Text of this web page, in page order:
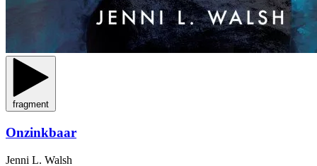
fragment
Onzinkbaar
Jenni L. Walsh